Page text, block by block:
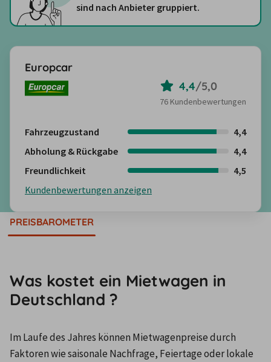
sind nach Anbieter gruppiert.
Europcar
4,4/5,0
76 Kundenbewertungen
Fahrzeugzustand
4,4
Abholung & Rückgabe
4,4
Freundlichkeit
4,5
Kundenbewertungen anzeigen
PREISBAROMETER
Was kostet ein Mietwagen in
Deutschland ?
Im Laufe des Jahres können Mietwagenpreise durch
Faktoren wie saisonale Nachfrage, Feiertage oder lokale